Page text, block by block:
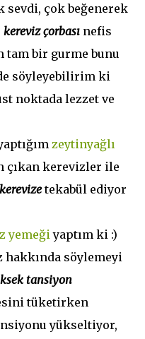
sevdi, çok beğenerek
kereviz çorbası nefis
tam bir gurme bunu
söyleyebilirim ki
noktada lezzet ve
zeytinyağlı
çıkan kerevizler ile
kerevizetekabül ediyor
yemeğiyaptım ki :)
hakkında söylemeyi
tansiyon
tüketirken
yükseltiyor,